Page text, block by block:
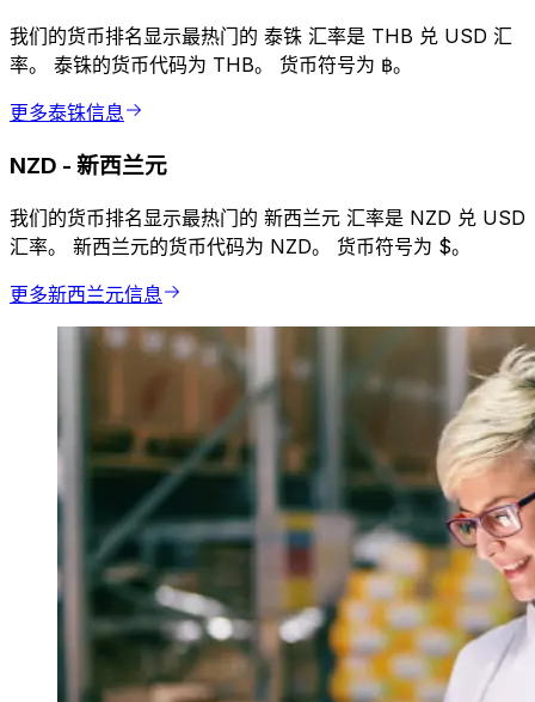
我们的货币排名显示最热门的 泰铢 汇率是 THB 兑 USD 汇
率。 泰铢的货币代码为 THB。 货币符号为 ฿。
更多泰铢信息
NZD - 新西兰元
我们的货币排名显示最热门的 新西兰元 汇率是 NZD 兑 USD
汇率。 新西兰元的货币代码为 NZD。 货币符号为 $。
更多新西兰元信息